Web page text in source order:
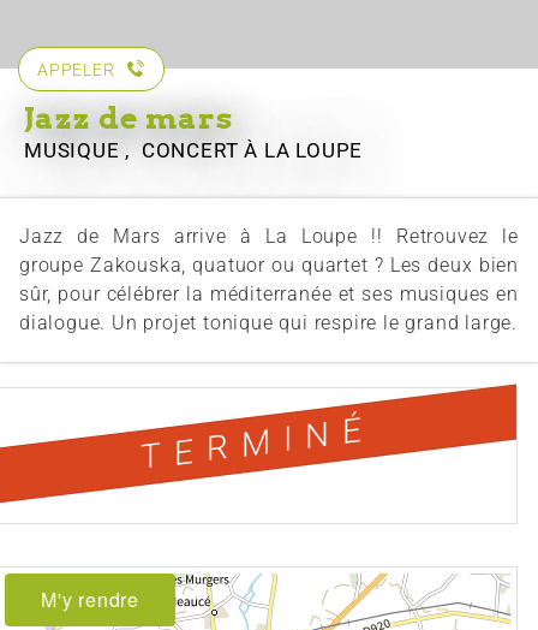
APPELER
Jazz de mars
MUSIQUE , CONCERTÀ LA LOUPE
Jazz de Mars arrive à La Loupe !! Retrouvez le
groupe Zakouska, quatuor ou quartet ? Les deux bien
sûr, pour célébrer la méditerranée et ses musiques en
dialogue. Un projet tonique qui respire le grand large.
TERMINÉ
M'y rendre